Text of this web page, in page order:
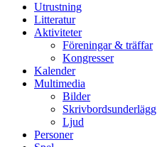
Utrustning
Litteratur
Aktiviteter
Föreningar & träffar
Kongresser
Kalender
Multimedia
Bilder
Skrivbordsunderlägg
Ljud
Personer